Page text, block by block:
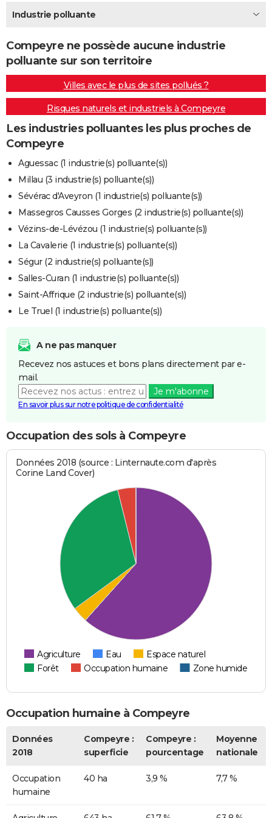
Destinations
City break
Voyage nature
Voyage de noces
Forum
Climat
+PHOTO
GUIDES D'ACHAT
BONS PLANS
CARTE DE VOEUX
Carte de Noël
Carte Bonne année
Carte Saint-Valentin
Carte Pâques
Carte d'anniversaire
DICTIONNAIRE
Dictionnaire
Biographies
Citations
Expressions
Proverbes
PROGRAMME TV
COPAINS D'AVANT
S'inscrire
Se connecter
Lycées
Collèges
Primaires
Universités
Entreprises
Service militaire
Avis de recherche
AVIS DE DÉCÈS
FORUM
Bricolage
Lifestyle
Culture
Sport
Auto
Television
Voyage
Cinema
Industrie polluante
Compeyre ne possède aucune industrie
polluante sur son territoire
Villes avec le plus de sites pollués ?
Risques naturels et industriels à Compeyre
Les industries polluantes les plus proches de
Compeyre
Aguessac (1 industrie(s) polluante(s))
Millau (3 industrie(s) polluante(s))
Sévérac d'Aveyron (1 industrie(s) polluante(s))
Massegros Causses Gorges (2 industrie(s) polluante(s))
Vézins-de-Lévézou (1 industrie(s) polluante(s))
La Cavalerie (1 industrie(s) polluante(s))
Ségur (2 industrie(s) polluante(s))
Salles-Curan (1 industrie(s) polluante(s))
Saint-Affrique (2 industrie(s) polluante(s))
Le Truel (1 industrie(s) polluante(s))
A ne pas manquer
Recevez nos astuces et bons plans directement par e-
mail.
Je m'abonne
En savoir plus sur notre politique de confidentialité
Occupation des sols à Compeyre
Données 2018 (source : Linternaute.com d'après
Corine Land Cover)
Agriculture Eau
Espace naturel
Forêt
Occupation humaine Zone humide
Occupation humaine à Compeyre
Données
2018
Compeyre :
superficie
Compeyre :
pourcentage
Moyenne
nationale
Occupation
humaine
40 ha 3,9 % 7,7 %